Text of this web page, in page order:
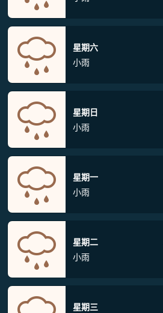
星期六
小雨
星期日
小雨
星期一
小雨
星期二
小雨
星期三